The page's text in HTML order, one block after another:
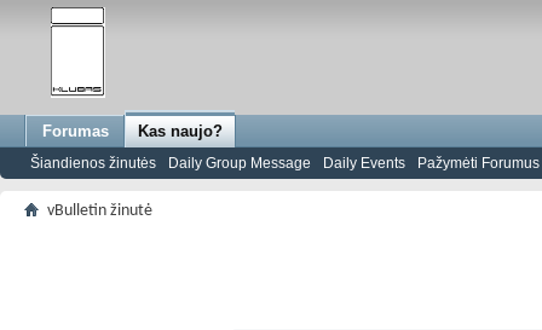
Forumas Kas naujo?
Šiandienos žinutės Daily Group Message Daily Events Pažymėti
vBulletin žinutė